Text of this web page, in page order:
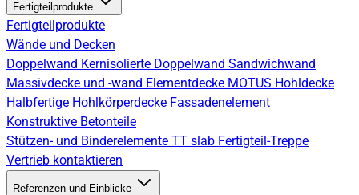
Fertigteilprodukte
Fertigteilprodukte
Wände und Decken
Doppelwand Kernisolierte Doppelwand Sandwichwand
Massivdecke und -wand Elementdecke MOTUS Hohldecke
Halbfertige Hohlkörperdecke Fassadenelement
Konstruktive Betonteile
Stützen- und Binderelemente TT slab Fertigteil-Treppe
Vertrieb kontaktieren
Referenzen und Einblicke